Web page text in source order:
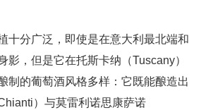
十分广泛，即使是在意大利最北端和
影，但是它在托斯卡纳（Tuscany）
制的葡萄酒风格多样：它既能酿造出
）与莫雷利诺思康萨诺